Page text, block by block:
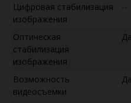
Цифровая стабилизация
изображения
--
Оптическая
стабилизация
изображения
Да
Возможность
видеосъемки
Да